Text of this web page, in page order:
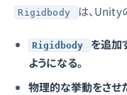
Rigidbody は、Unity
Rigidbody
を追加
ようになる。
物理的な挙動をさせ